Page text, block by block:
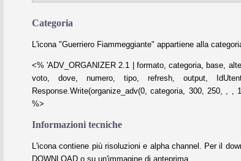
Categoria
L'icona "Guerriero Fiammeggiante" appartiene alla
<% 'ADV_ORGANIZER 2.1 | formato, categoria, base,
voto, dove, numero, tipo, refresh, output,
Response.Write(organize_adv(0, categoria, 300, 250, ,
%>
Informazioni tecniche
L'icona contiene più risoluzioni e alpha channel. Per il
DOWNLOAD o su un'immagine di anteprima.